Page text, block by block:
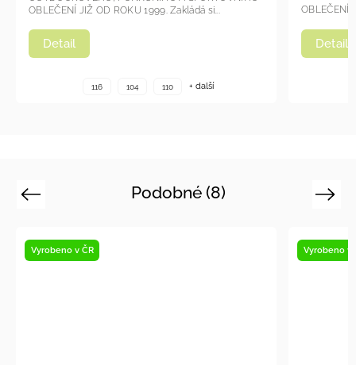
si...
OBLEČENÍ JIŽ OD ROKU 1999. Zakládá si...
116
Podobné (8)
Previous
v ČR Vyrobeno v ČR
Next